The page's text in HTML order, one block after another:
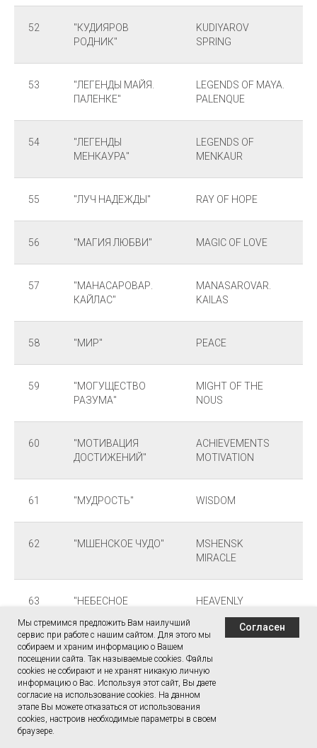
Мы стремимся предложить Вам наилучший
сервис при работе с нашим сайтом. Для этого мы
собираем и храним информацию о Вашем
посещении сайта. Так называемые cookies. Файлы
cookies не собирают и не хранят никакую личную
информацию о Вас. Используя этот сайт, Вы даете
согласие на использование cookies. На данном
этапе Вы можете отказаться от использования
cookies, настроив необходимые параметры в своем
браузере.
Согласен
52
"КУДИЯРОВ
РОДНИК"
KUDIYAROV
SPRING
53
"ЛЕГЕНДЫ МАЙЯ.
ПАЛЕНКЕ"
LEGENDS OF MAYA.
PALENQUE
54
"ЛЕГЕНДЫ
МЕНКАУРА"
LEGENDS OF
MENKAUR
55 "ЛУЧ НАДЕЖДЫ" RAY OF HOPE
56 "МАГИЯ ЛЮБВИ" MAGIC OF LOVE
57
"МАНАСАРОВАР.
КАЙЛАС"
MANASAROVAR.
KAILAS
58 "МИР" PEACE
59
"МОГУЩЕСТВО
РАЗУМА"
MIGHT OF THE
NOUS
60
"МОТИВАЦИЯ
ДОСТИЖЕНИЙ"
ACHIEVEMENTS
MOTIVATION
61 "МУДРОСТЬ" WISDOM
62 "МШЕНСКОЕ ЧУДО"
MSHENSK
MIRACLE
63
"НЕБЕСНОЕ
HEAVENLY
PATRONAGE
64
"НИТИ
МИРОЗДАНИЯ"
THREADS OF THE
UNIVERSE
65 "НОВАЯ ЗВЕЗДА" NEW STAR